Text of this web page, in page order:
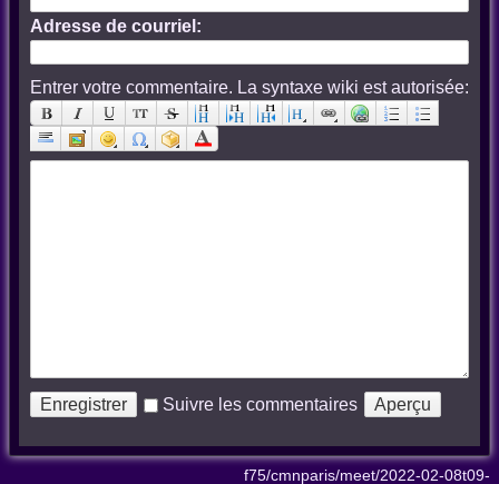
Adresse de courriel:
Entrer votre commentaire. La syntaxe wiki est autorisée:
Suivre les commentaires
f75/cmnparis/meet/2022-02-08t09-